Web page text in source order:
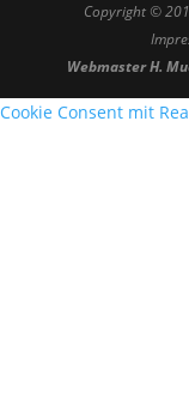
Copyright ©
Webmaster H.
Cookie Consent mit